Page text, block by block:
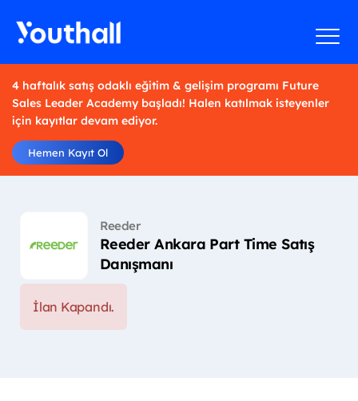
4 haftalık satış odaklı eğitim & gelişim programı Future
Sales Leader Academy başladı! Halen katılmak isteyenler
için kayıtlar devam ediyor.
Hemen Kayıt Ol
Reeder
Reeder Ankara Part Time Satış
Danışmanı
İlan Kapandı.